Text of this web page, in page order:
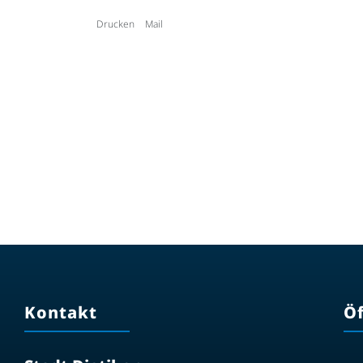
Drucken Mail
Kontakt